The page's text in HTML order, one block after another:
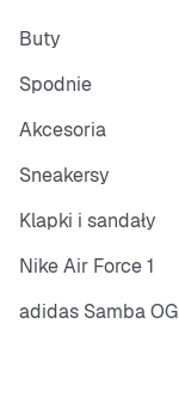
Buty
Spodnie
Akcesoria
Sneakersy
Klapki i sandały
Nike Air Force 1
adidas Samba OG